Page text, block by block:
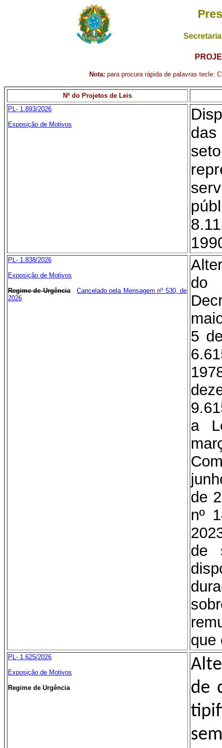
Nota: para procura rápida de palavras tecle:
Nº do Projetos de Leis
PL- 1.893/2026
Exposição de Motivos
PL- 1.838/2026
Exposição de Motivos
Regime de Urgência
Cancelado pela Mensagem nº 530, de
2026
do
5
a
de
nº
de
que
PL- 1.625/2026
Exposição de Motivos
Regime de Urgência
de